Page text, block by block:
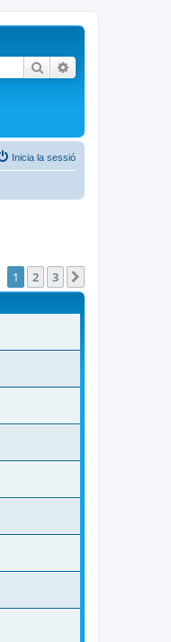
Cerca
Inicia la sessió
1 2 3